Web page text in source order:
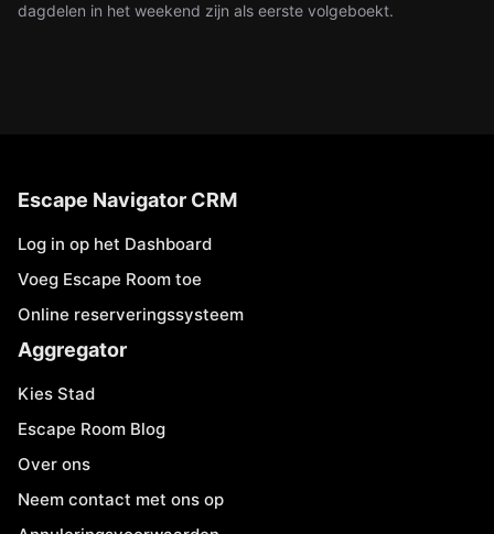
dagdelen in het weekend zijn als eerste volgeboekt.
Escape Navigator CRM
Log in op het Dashboard
Voeg Escape Room toe
Online reserveringssysteem
Aggregator
Kies Stad
Escape Room Blog
Over ons
Neem contact met ons op